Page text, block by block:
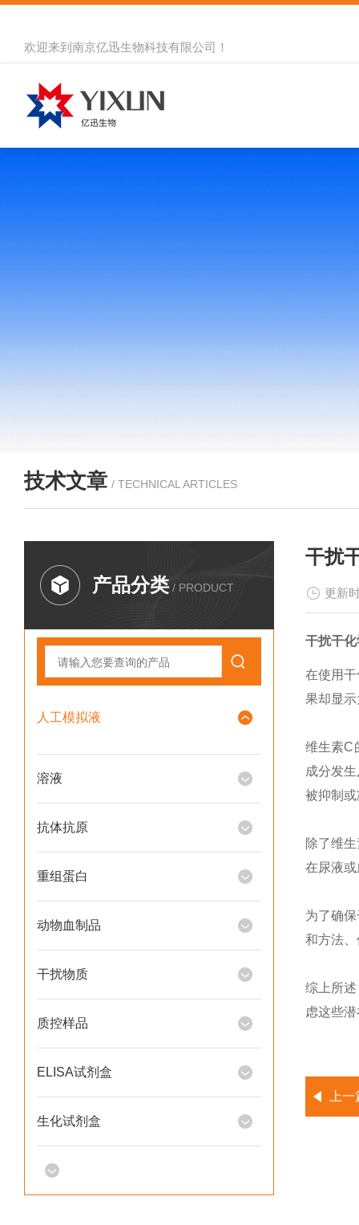
欢迎来到 南京亿迅生物科技有限公司 ！
技术文章 / TECHNICAL ARTICLES
产品分类 / PRODUCT
人工模拟液
溶液
抗体抗原
重组蛋白
动物血制品
干扰物质
质控样品
ELISA试剂盒
生化试剂盒
干扰
更新
干扰干
在使用
果却显
维生素C
成分发
被抑制
除了维
在尿液
为了确
和方法
综上所
虑这些
上